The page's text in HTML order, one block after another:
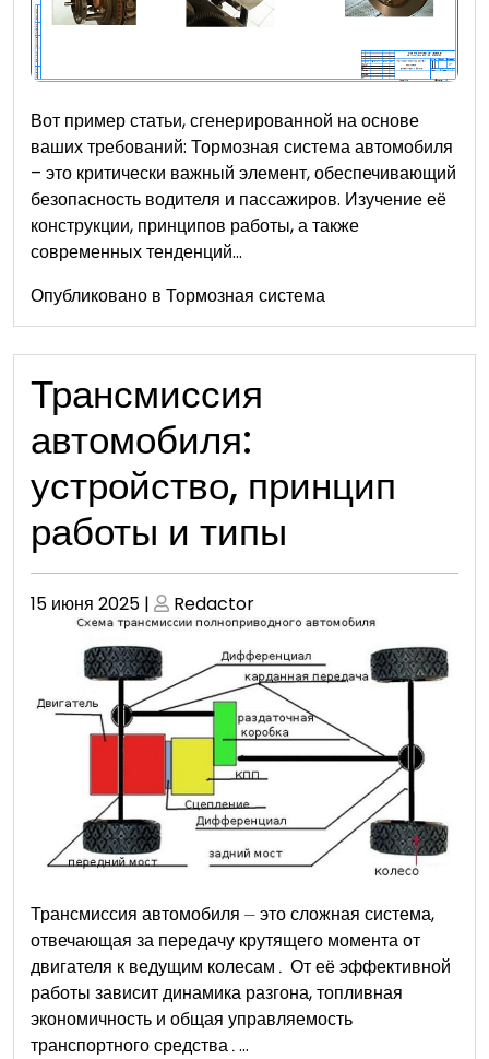
Вот пример статьи, сгенерированной на основе
ваших требований: Тормозная система автомобиля
– это критически важный элемент, обеспечивающий
безопасность водителя и пассажиров. Изучение её
конструкции, принципов работы, а также
современных тенденций…
Опубликовано в Тормозная система
Трансмиссия
автомобиля:
устройство, принцип
работы и типы
Опубликовано
15 июня 2025 | Опубликовано
Redactor
Трансмиссия автомобиля ⏤ это сложная система,
отвечающая за передачу крутящего момента от
двигателя к ведущим колесам․ От её эффективной
работы зависит динамика разгона, топливная
экономичность и общая управляемость
транспортного средства․…